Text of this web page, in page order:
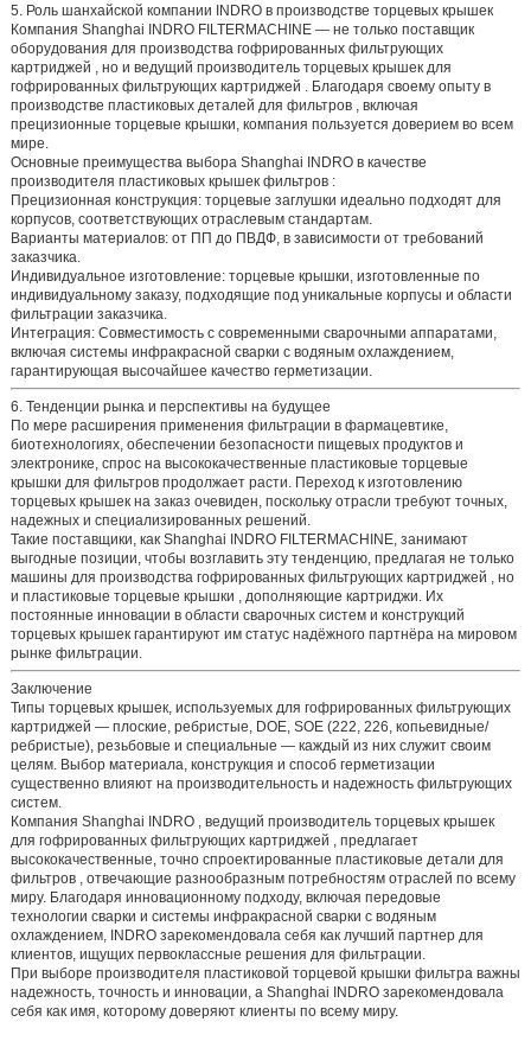
5. Роль шанхайской компании INDRO в производстве торцевых крышек
Компания Shanghai INDRO FILTERMACHINE— не только поставщик
оборудования для производства гофрированных фильтрующих
картриджей , но и ведущий производитель торцевых крышек для
гофрированных фильтрующих картриджей . Благодаря своему опыту в
производстве пластиковых деталей для фильтров, включая
прецизионные торцевые крышки, компания пользуется доверием во всем
мире.
Основные преимущества выбора Shanghai INDRO в качестве
производителя пластиковых крышек фильтров:
Прецизионная конструкция:торцевые заглушки идеально подходят для
корпусов, соответствующих отраслевым стандартам.
Варианты материалов:от ПП до ПВДФ, в зависимости от требований
заказчика.
Индивидуальное изготовление:торцевые крышки, изготовленные по
индивидуальному заказу, подходящие под уникальные корпусы и области
фильтрации заказчика.
Интеграция:Совместимость с современными сварочными аппаратами,
включая системы инфракрасной сварки с водяным охлаждением,
гарантирующая высочайшее качество герметизации.
6. Тенденции рынка и перспективы на будущее
По мере расширения применения фильтрации в фармацевтике,
биотехнологиях, обеспечении безопасности пищевых продуктов и
электронике, спрос на высококачественные пластиковые торцевые
крышки для фильтровпродолжает расти. Переход к изготовлению
торцевых крышек на заказ очевиден, поскольку отрасли требуют точных,
надежных и специализированных решений.
Такие поставщики, как Shanghai INDRO FILTERMACHINE, занимают
выгодные позиции, чтобы возглавить эту тенденцию, предлагая не только
машины для производства гофрированных фильтрующих картриджей , но
и пластиковые торцевые крышки , дополняющие картриджи. Их
постоянные инновации в области сварочных систем и конструкций
торцевых крышек гарантируют им статус надёжного партнёра на мировом
рынке фильтрации.
Заключение
Типы торцевых крышек, используемых для гофрированных фильтрующих
картриджей — плоские, ребристые, DOE, SOE (222, 226, копьевидные/
ребристые), резьбовые и специальные — каждый из них служит своим
целям. Выбор материала, конструкция и способ герметизации
существенно влияют на производительность и надежность фильтрующих
систем.
Компания Shanghai INDRO, ведущий производитель торцевых крышек
для гофрированных фильтрующих картриджей , предлагает
высококачественные, точно спроектированные пластиковые детали для
фильтров, отвечающие разнообразным потребностям отраслей по всему
миру. Благодаря инновационному подходу, включая передовые
технологии сварки и системы инфракрасной сварки с водяным
охлаждением, INDRO зарекомендовала себя как лучший партнер для
клиентов, ищущих первоклассные решения для фильтрации.
При выборе производителя пластиковой торцевой крышки фильтра важны
надежность, точность и инновации, а Shanghai INDRO зарекомендовала
себя как имя, которому доверяют клиенты по всему миру.